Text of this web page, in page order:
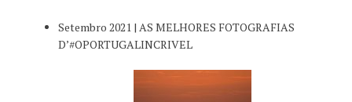
Setembro 2021 | AS MELHORES FOTOGRAFIAS
D’#OPORTUGALINCRIVEL